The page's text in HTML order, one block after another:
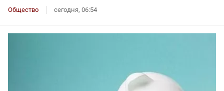
Общество сегодня, 06:54